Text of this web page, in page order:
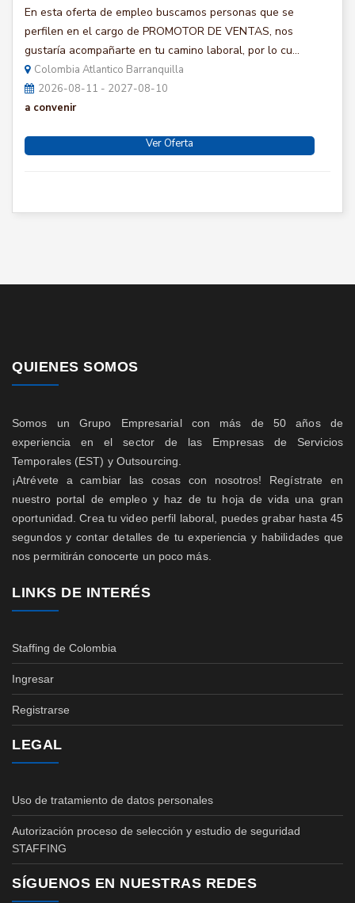
En esta oferta de empleo buscamos personas que se
perfilen en el cargo de PROMOTOR DE VENTAS, nos
gustaría acompañarte en tu camino laboral, por lo cu...
Colombia Atlantico Barranquilla
2026-08-11 - 2027-08-10
a convenir
Ver Oferta
QUIENES SOMOS
Somos un Grupo Empresarial con más de 50 años de
experiencia en el sector de las Empresas de Servicios
Temporales (EST) y Outsourcing.
¡Atrévete a cambiar las cosas con nosotros! Regístrate en
nuestro portal de empleo y haz de tu hoja de vida una gran
oportunidad. Crea tu video perfil laboral, puedes grabar hasta 45
segundos y contar detalles de tu experiencia y habilidades que
nos permitirán conocerte un poco más.
LINKS DE INTERÉS
Staffing de Colombia
Ingresar
Registrarse
LEGAL
Uso de tratamiento de datos personales
Autorización proceso de selección y estudio de seguridad
STAFFING
SÍGUENOS EN NUESTRAS REDES